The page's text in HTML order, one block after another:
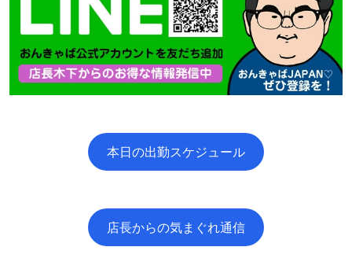
本日の出勤スケジュール
店長からの気まぐれ通信